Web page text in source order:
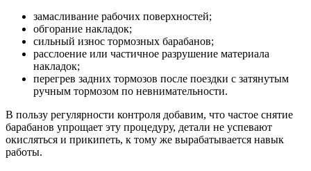
замасливание рабочих поверхностей;
обгорание накладок;
сильный износ тормозных барабанов;
расслоение или частичное разрушение материала
накладок;
перегрев задних тормозов после поездки с затянутым
ручным тормозом по невнимательности.
В пользу регулярности контроля добавим, что частое снятие
барабанов упрощает эту процедуру, детали не успевают
окисляться и прикипеть, к тому же вырабатывается навык
работы.